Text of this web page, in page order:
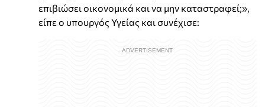
επιβιώσει οικονομικά και να μην καταστραφεί;»,
είπε ο υπουργός Υγείας και συνέχισε: